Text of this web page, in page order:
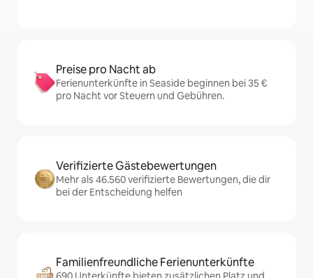
Preise pro Nacht ab
Ferienunterkünfte in Seaside beginnen bei 35 €
pro Nacht vor Steuern und Gebühren.
Verifizierte Gästebewertungen
Mehr als 46.560 verifizierte Bewertungen, die dir
bei der Entscheidung helfen
Familienfreundliche Ferienunterkünfte